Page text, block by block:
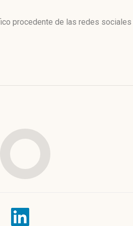
procedente de las redes sociales